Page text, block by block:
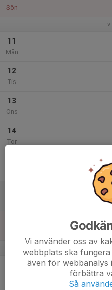
Sön
11
Mån
12
Tis
13
Ons
14
Tor
Vi använder oss av
webbplats ska
även för webbanalys
förbättra
Så